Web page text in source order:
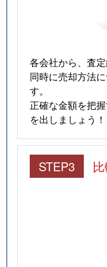
各会社から、査定
同時に売却方法
す。
正確な金額を把
を出しましょう！
STEP3